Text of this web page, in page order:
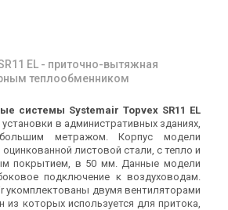
Topvex
Швеция
Приточно-вытяжная
установка Systemair Topvex
TR04 HWL-R-CAV
Цена
Цена по запросу
Купить
EL - приточно-вытяжная
теплообменником
системы Systemair Topvex SR11 EL
в административных зданиях,
метражом. Корпус модели
оцинкованной листовой стали, с тепло и
покрытием, в 50 мм. Данные модели
подключение к воздуховодам.
укомплектованы двумя вентиляторами
из которых используется для притока,